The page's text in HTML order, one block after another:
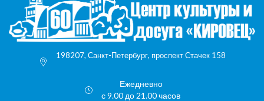
198207, Санкт-Петербург, проспект Стачек 158
Ежедневно
с 9.00 до 21.00 часов